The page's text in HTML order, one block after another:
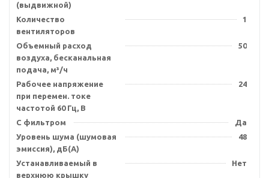
(выдвижной)
Количество
вентиляторов
1
Объемный расход
воздуха, бесканальная
подача, м³/ч
50
Рабочее напряжение
при перемен. токе
частотой 60 Гц, В
24
С фильтром
Да
Уровень шума (шумовая
эмиссия), дБ(А)
48
Устанавливаемый в
верхнюю крышку
Нет